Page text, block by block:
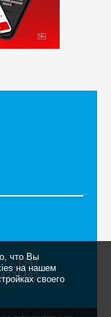
что Вы
на нашем
своего
1347
4275492